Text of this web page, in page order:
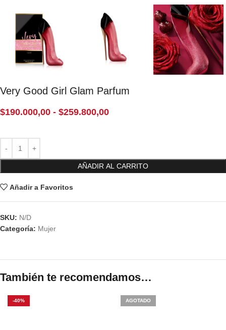
Very Good Girl Glam Parfum
$190.000,00 - $259.800,00
AÑADIR AL CARRITO
Añadir a Favoritos
SKU: N/D
Categoría: Mujer
También te recomendamos…
-40% AGOTADO